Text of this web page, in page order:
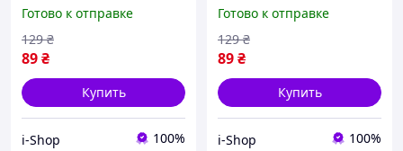
набор 6 штук
разноцветные пастель
Готово к отправке
89₴
129 ₴
Купить
i-Shop 100%
праздничного торта на
день рождения
Готово к отправке
89₴
129 ₴
Купить
i-Shop 100%